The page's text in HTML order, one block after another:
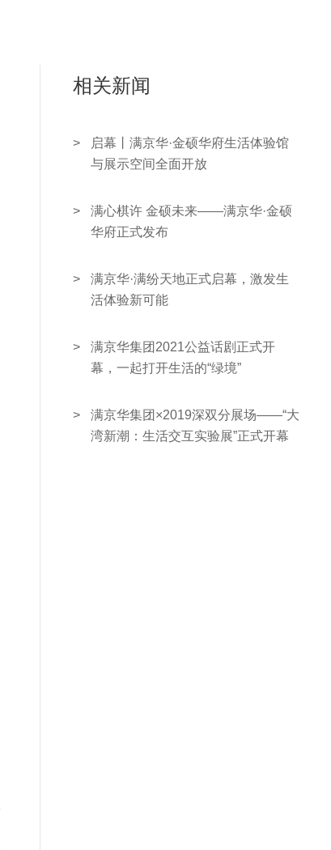
相关新闻
>
启幕丨满京华·金硕华府生活体验馆
与展示空间全面开放
>
满心棋许 金硕未来——满京华·金硕
华府正式发布
>
满京华·满纷天地正式启幕，激发生
活体验新可能
>
满京华集团2021公益话剧正式开
幕，一起打开生活的“绿境”
>
满京华集团×2019深双分展场——“大
湾新潮：生活交互实验展”正式开幕